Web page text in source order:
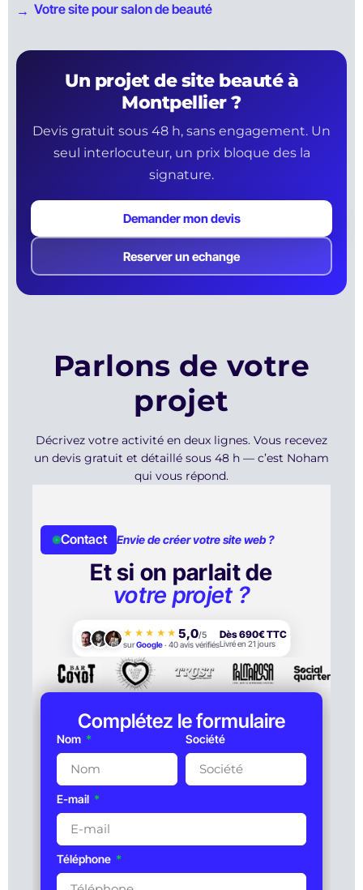
Votre site pour salon de beauté
Un projet de site beauté à
Montpellier ?
Devis gratuit sous 48 h, sans engagement. Un
seul interlocuteur, un prix bloque des la
signature.
Demander mon devis
Reserver un echange
Parlons de votre
projet
Décrivez votre activité en deux lignes. Vous recevez
un devis gratuit et détaillé sous 48 h — c’est Noham
qui vous répond.
Contact Envie de créer votre site web ?
Et si on parlait de
votre projet ?
★★★★★ 5,0/5
surGoogle· 40avis vérifiés
Dès 690€ TTC
Livré en 21 jours
Complétez le formulaire
Nom Société
E-mail
Téléphone